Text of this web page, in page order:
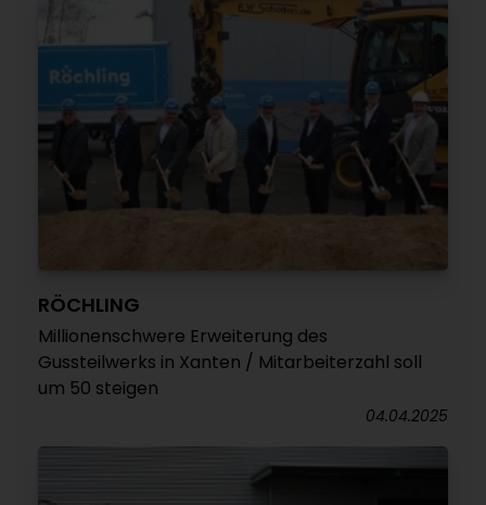
RÖCHLING
Millionenschwere Erweiterung des
Gussteilwerks in Xanten / Mitarbeiterzahl soll
um 50 steigen
04.04.2025